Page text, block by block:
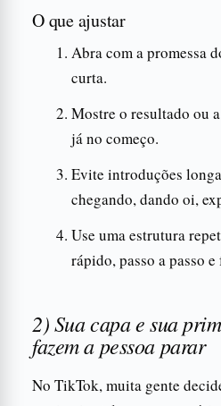
O que ajustar
Abra com a promessa
curta.
Mostre o resultado ou
já no começo.
Evite introduções
chegando, dando oi,
Use uma estrutura
rápido, passo a passo
2) Sua capa e sua
fazem a pessoa parar
No TikTok, muita gente